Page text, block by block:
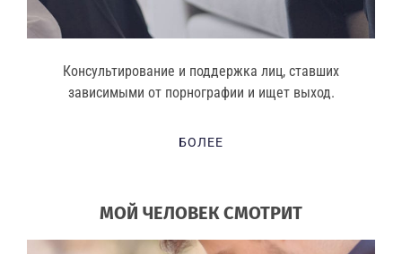
Консультирование и поддержка лиц, ставших
зависимыми от порнографии и ищет выход.
БОЛЕЕ
МОЙ ЧЕЛОВЕК СМОТРИТ